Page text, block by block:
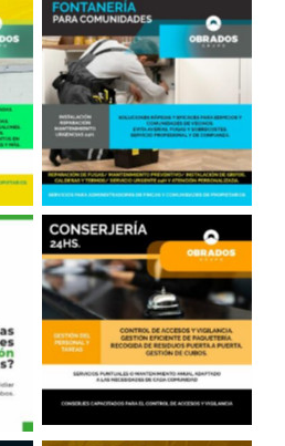
Fontanero, comunidades
de vecinos
Conserjería